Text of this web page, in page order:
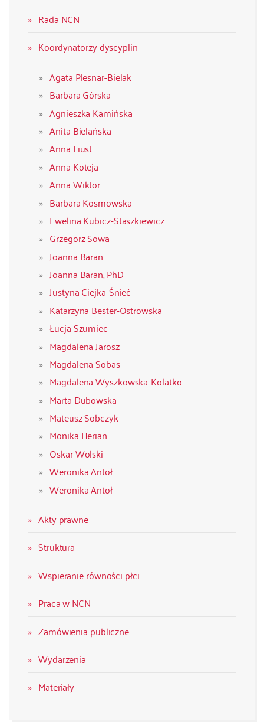
Rada NCN
Koordynatorzy dyscyplin
Agata Plesnar-Bielak
Barbara Górska
Agnieszka Kamińska
Anita Bielańska
Anna Fiust
Anna Koteja
Anna Wiktor
Barbara Kosmowska
Ewelina Kubicz-Staszkiewicz
Grzegorz Sowa
Joanna Baran
Joanna Baran, PhD
Justyna Ciejka-Śnieć
Katarzyna Bester-Ostrowska
Łucja Szumiec
Magdalena Jarosz
Magdalena Sobas
Magdalena Wyszkowska-Kolatko
Marta Dubowska
Mateusz Sobczyk
Monika Herian
Oskar Wolski
Weronika Antoł
Weronika Antoł
Akty prawne
Struktura
Wspieranie równości płci
Praca w NCN
Zamówienia publiczne
Wydarzenia
Materiały